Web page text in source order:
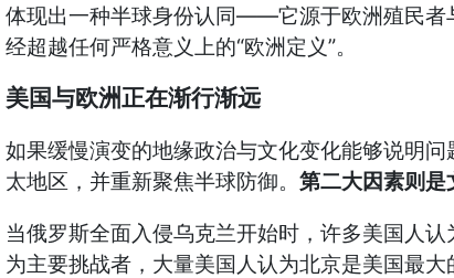
体现出一种半球身份认同——它源于欧洲殖民者
经超越任何严格意义上的“欧洲定义”。
美国与欧洲正在渐行渐远
如果缓慢演变的地缘政治与文化变化能够说明问
太地区，并重新聚焦半球防御。 第二大因素则是
当俄罗斯全面入侵乌克兰开始时，许多美国人
为主要挑战者，大量美国人认为北京是美国最